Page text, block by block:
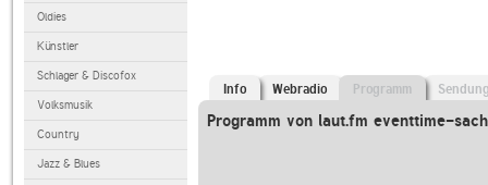
Oldies
Künstler
Schlager & Discofox
Volksmusik
Country
Jazz & Blues
Info Webradio Programm
Programm von laut.fm eventtime-